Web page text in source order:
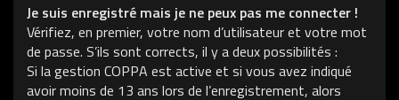
Je suis enregistré mais je ne peux pas me connecter !
Vérifiez, en premier, votre nom d’utilisateur et votre mot
de passe. S’ils sont corrects, il y a deux possibilités :
Si la gestion COPPA est active et si vous avez indiqué
avoir moins de 13 ans lors de l’enregistrement, alors